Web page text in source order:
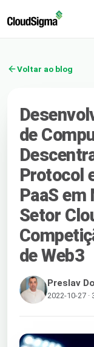
Voltar ao blog
de
Protocol
PaaS em
Setor
de Web3
Preslav
2022-10-27 ·